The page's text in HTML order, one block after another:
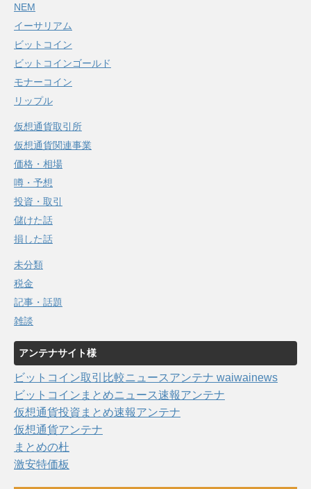
NEM
イーサリアム
ビットコイン
ビットコインゴールド
モナーコイン
リップル
仮想通貨取引所
仮想通貨関連事業
価格・相場
噂・予想
投資・取引
儲けた話
損した話
未分類
税金
記事・話題
雑談
アンテナサイト様
ビットコイン取引比較ニュースアンテナ waiwainews
ビットコインまとめニュース速報アンテナ
仮想通貨投資まとめ速報アンテナ
仮想通貨アンテナ
まとめの杜
激安特価板